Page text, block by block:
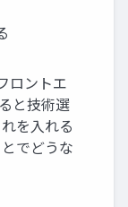
ロントエ
と技術選
を入れる
でどうな